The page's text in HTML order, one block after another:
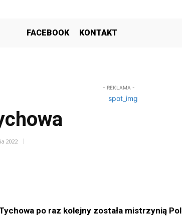
FACEBOOK KONTAKT
- REKLAMA -
2022
po raz kolejny została mistrzynią